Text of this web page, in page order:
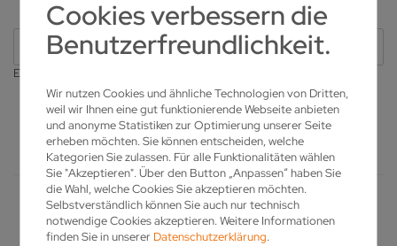
Cookies verbessern die
Benutzerfreundlichkeit.
Wir nutzen Cookies und ähnliche Technologien von Dritten,
weil wir Ihnen eine gut funktionierende Webseite anbieten
und anonyme Statistiken zur Optimierung unserer Seite
erheben möchten. Sie können entscheiden, welche
Kategorien Sie zulassen. Für alle Funktionalitäten wählen
Sie "Akzeptieren". Über den Button „Anpassen“ haben Sie
die Wahl, welche Cookies Sie akzeptieren möchten.
Selbstverständlich können Sie auch nur technisch
notwendige Cookies akzeptieren. Weitere Informationen
finden Sie in unserer Datenschutzerklärung.
Erscheinungsjahr
VORHERIGE LADEN
2020